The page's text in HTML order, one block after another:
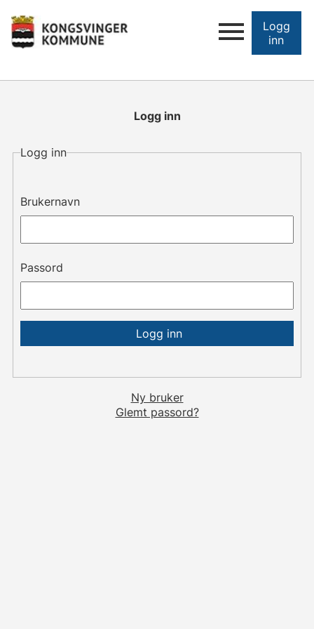
Logg
inn
Logg inn
Logg inn
Brukernavn
Passord
Ny bruker
Glemt passord?